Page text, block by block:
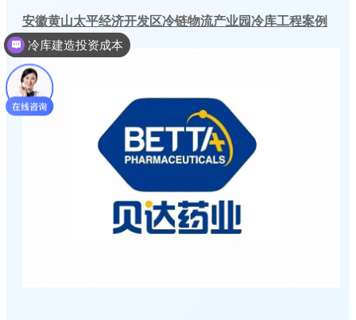
安徽黄山太平经济开发区冷链物流产业园冷库工程案例
冷库建造投资成本